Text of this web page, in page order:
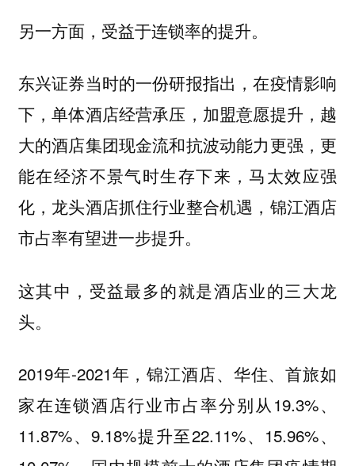
另一方面，受益于连锁率的提升。
东兴证券当时的一份研报指出，在疫情影响
下，单体酒店经营承压，加盟意愿提升，越
大的酒店集团现金流和抗波动能力更强，更
能在经济不景气时生存下来，马太效应强
化，龙头酒店抓住行业整合机遇，锦江酒店
市占率有望进一步提升。
这其中，受益最多的就是酒店业的三大龙
头。
2019年-2021年，锦江酒店、华住、首旅如
家在连锁酒店行业市占率分别从19.3%、
11.87%、9.18%提升至22.11%、15.96%、